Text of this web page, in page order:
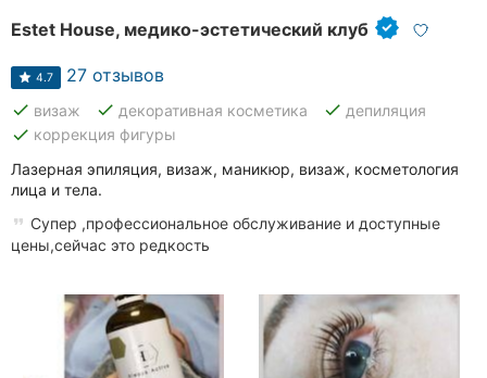
Франковск
Луцк
Карпаты
Estet House, медико-эстетический клуб
4.7 27 отзывов
done визаж done декоративная косметика done депиляция
done коррекция фигуры
Лазерная эпиляция, визаж, маникюр, визаж, косметология
лица и тела.
Супер ,профессиональное обслуживание и доступные
цены,сейчас это редкость